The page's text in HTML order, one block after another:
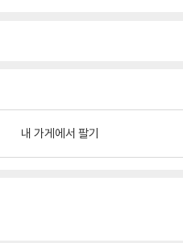
내 가게에서 팔기